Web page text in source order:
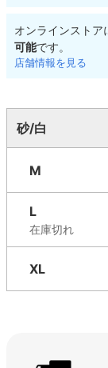
オンラインストア
可能です。
店舗情報を見る
砂/白
M
L
在庫切れ
XL